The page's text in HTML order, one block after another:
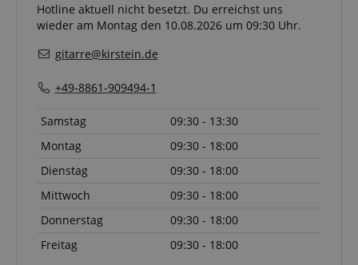
Hotline aktuell nicht besetzt. Du erreichst uns
wieder am Montag den 10.08.2026 um 09:30 Uhr.
gitarre@kirstein.de
+49-8861-909494-1
Samstag
09:30 - 13:30
Montag
09:30 - 18:00
Dienstag
09:30 - 18:00
Mittwoch
09:30 - 18:00
Donnerstag
09:30 - 18:00
Freitag
09:30 - 18:00